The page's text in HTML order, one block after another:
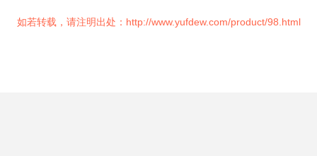
如若转载，请注明出处：http://www.yufdew.com/product/98.html